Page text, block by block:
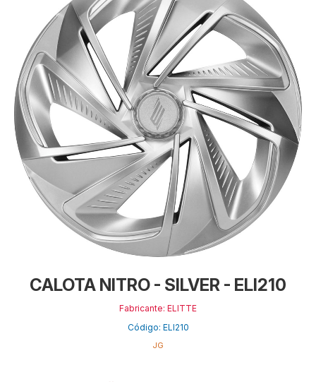
CALOTA NITRO - SILVER - ELI210
Fabricante: ELITTE
Código: ELI210
JG